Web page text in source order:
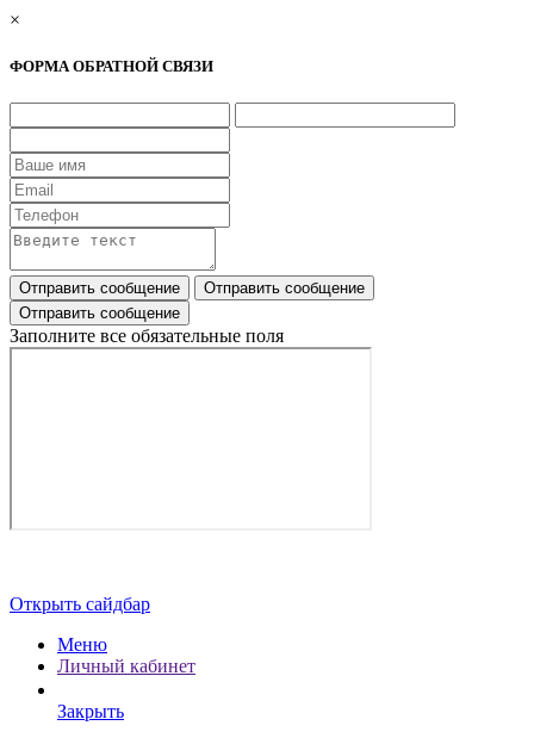
×
ФОРМА ОБРАТНОЙ СВЯЗИ
Заполните все обязательные поля
Открыть сайдбар
Меню
Личный кабинет
Закрыть